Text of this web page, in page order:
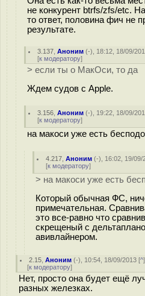
не конкурент btrfs/zfs/etc.
то ответ, половина фич не
результате.
3.137 ,Аноним (-), 18:12, 18/09/
[к модератору]
> если ты о МакОси, то да
Ждем судов с Apple.
3.156 ,Аноним (-), 19:22, 18/09/
[к модератору]
на макоси уже есть
4.217 ,Аноним (-), 16:02, 19/09/
[к модератору]
> на макоси уже есть
Который обычная ФС,
примечательная.
это все-равно что
скрещеный с
авивлайнером.
2.15 ,Аноним (-), 10:54, 18/09/2013 [^
[к модератору]
Нет, просто она будет ещё
разных железках.